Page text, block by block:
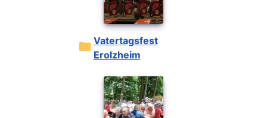
Vatertagsfest
Erolzheim